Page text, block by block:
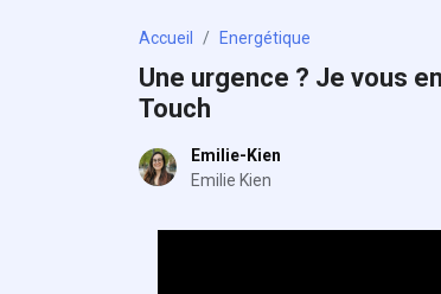
Accueil Energétique
Une urgence ? Je vous
Touch
Emilie-Kien
Emilie Kien